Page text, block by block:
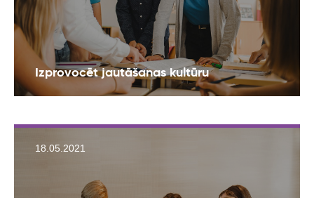
Izprovocēt jautāšanas kultūru
18.05.2021